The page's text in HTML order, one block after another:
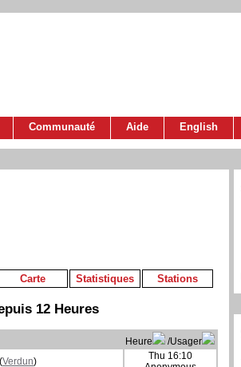
Communauté Aide English
Carte Statistiques Stations
12 Heures
Heure
/Usager
(Verdun)
Thu 16:10